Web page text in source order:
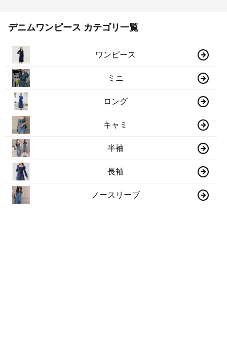
デニムワンピース カテゴリ一覧
ワンピース
ミニ
ロング
キャミ
半袖
長袖
ノースリーブ